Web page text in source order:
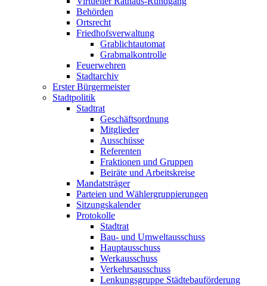
Behörden
Ortsrecht
Friedhofsverwaltung
Grablichtautomat
Grabmalkontrolle
Feuerwehren
Stadtarchiv
Erster Bürgermeister
Stadtpolitik
Stadtrat
Geschäftsordnung
Mitglieder
Ausschüsse
Referenten
Fraktionen und Gruppen
Beiräte und Arbeitskreise
Mandatsträger
Parteien und Wählergruppierungen
Sitzungskalender
Protokolle
Stadtrat
Bau- und Umweltausschuss
Hauptausschuss
Werkausschuss
Verkehrsausschuss
Lenkungsgruppe Städtebauförderung